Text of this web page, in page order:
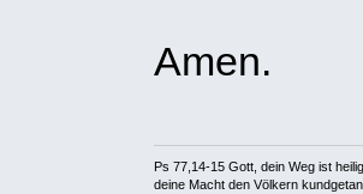
Amen.
Ps 77,14-15 Gott, dein Weg ist
deine Macht den Völkern